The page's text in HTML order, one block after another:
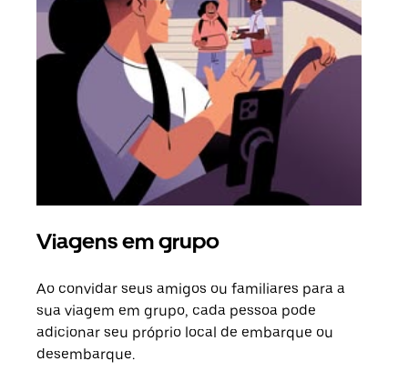
Viagens em grupo
Ao convidar seus amigos ou familiares para a
sua viagem em grupo, cada pessoa pode
adicionar seu próprio local de embarque ou
desembarque.